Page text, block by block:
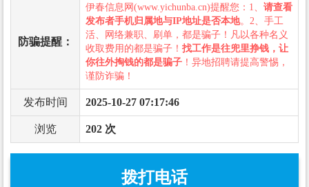
防骗提醒：
伊春信息网(www.yichunba.cn)提醒您：1、 请查看
发布者手机归属地与IP地址是否本地。2、手工
活、网络兼职、刷单，都是骗子！凡以各种名义
收取费用的都是骗子！ 找工作是往兜里挣钱，让
你往外掏钱的都是骗子 ！异地招聘请提高警惕，
谨防诈骗！
发布时间 2025-10-27 07:17:46
浏览 202 次
拨打电话